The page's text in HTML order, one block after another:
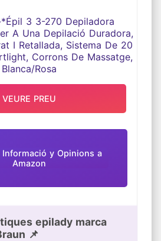
I RETALLADA,
20 PINCES, LUZ
CORRONS DE
BLANCA/ROSA
Informació y Opinions a
Amazon
epilady marca
📌
VEURE PREU